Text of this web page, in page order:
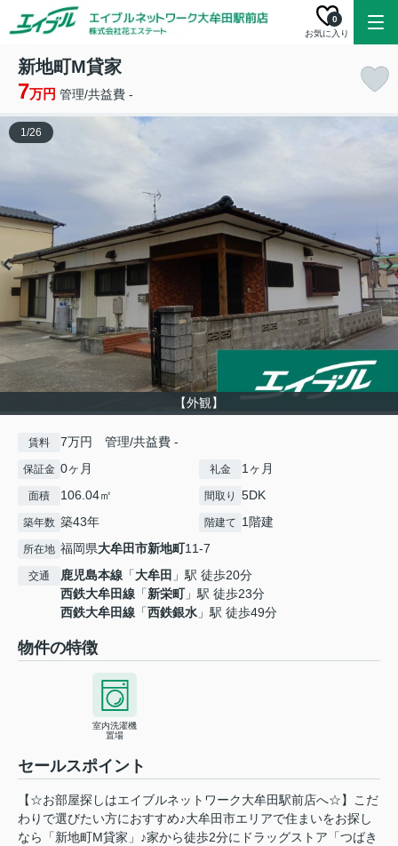
お気に入り
0
新地町M貸家
7万円 管理/共益費 -
【外観】
1/26
賃料 7万円 管理/共益費 -
保証金 0ヶ月 礼金 1ヶ月
面積 106.04㎡ 間取り 5DK
築年数 築43年 階建て 1階建
所在地 福岡県大牟田市新地町11-7
交通 鹿児島本線 「大牟田 」駅 徒歩20分
西鉄大牟田線 「新栄町」駅 徒歩23分
西鉄大牟田線 「西鉄銀水 」駅 徒歩49分
物件の特徴
室内洗濯機
置場
セールスポイント
【☆お部屋探しはエイブルネットワーク大牟田駅前店へ☆】こだ
わりで選びたい方におすすめ♪大牟田市エリアで住まいをお探し
なら「新地町M貸家」♪家から徒歩2分にドラッグストア「つばき